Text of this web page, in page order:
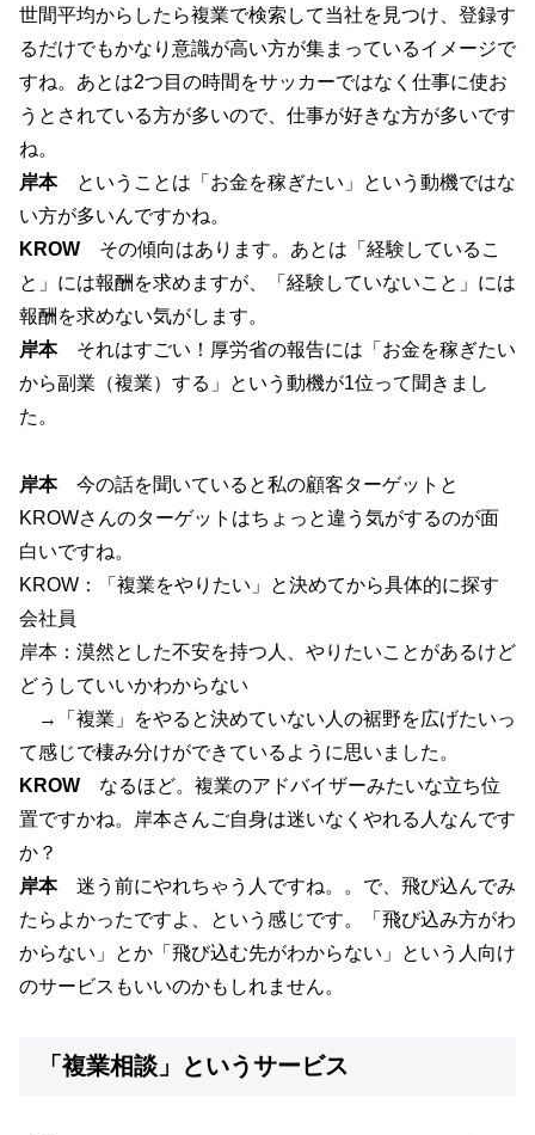
世間平均からしたら複業で検索して当社を見つけ、登録す
るだけでもかなり意識が高い方が集まっているイメージで
すね。あとは2つ目の時間をサッカーではなく仕事に使お
うとされている方が多いので、仕事が好きな方が多いです
ね。
岸本ということは「お金を稼ぎたい」という動機ではな
い方が多いんですかね。
KROW その傾向はあります。あとは「経験しているこ
と」には報酬を求めますが、「経験していないこと」には
報酬を求めない気がします。
岸本それはすごい！厚労省の報告には「お金を稼ぎたい
から副業（複業）する」という動機が1位って聞きまし
た。
岸本今の話を聞いていると私の顧客ターゲットと
KROWさんのターゲットはちょっと違う気がするのが面
白いですね。
KROW：「複業をやりたい」と決めてから具体的に探す
会社員
岸本：漠然とした不安を持つ人、やりたいことがあるけど
どうしていいかわからない
→「複業」をやると決めていない人の裾野を広げたいっ
て感じで棲み分けができているように思いました。
KROW なるほど。複業のアドバイザーみたいな立ち位
置ですかね。岸本さんご自身は迷いなくやれる人なんです
か？
岸本迷う前にやれちゃう人ですね。。で、飛び込んでみ
たらよかったですよ、という感じです。「飛び込み方がわ
からない」とか「飛び込む先がわからない」という人向け
のサービスもいいのかもしれません。
「複業相談」というサービス